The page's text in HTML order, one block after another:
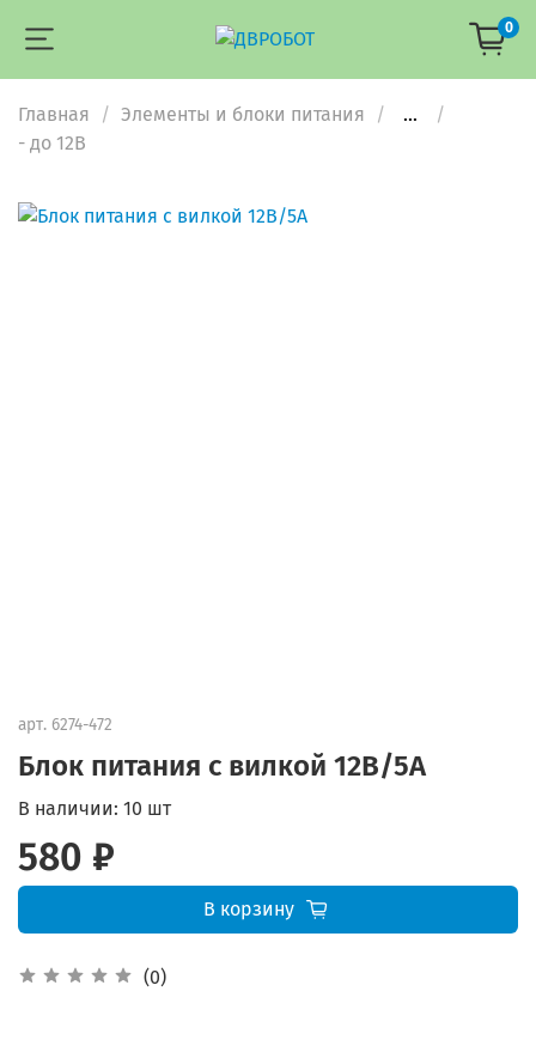
0
Главная Элементы и блоки питания
...
- до 12В
арт. 6274-472
Блок питания с вилкой 12В/5А
(0)
В наличии: 10 шт
580 ₽
В корзину